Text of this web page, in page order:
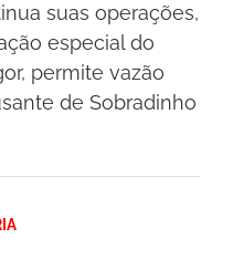
suas operações,
especial do
permite vazão
de Sobradinho